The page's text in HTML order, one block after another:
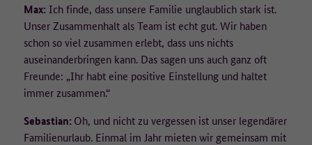
Max: Ich finde, dass unsere Familie unglaublich stark ist.
Unser Zusammenhalt als Team ist echt gut. Wir haben
schon so viel zusammen erlebt, dass uns nichts
auseinanderbringen kann. Das sagen uns auch ganz oft
Freunde: „Ihr habt eine positive Einstellung und haltet
immer zusammen.“
Sebastian: Oh, und nicht zu vergessen ist unser legendärer
Familienurlaub. Einmal im Jahr mieten wir gemeinsam mit
Weitere Informationen:
Weitere Informationen zur Verarbeitung personenbezogener Daten
finden Sie unter Datenschutz.